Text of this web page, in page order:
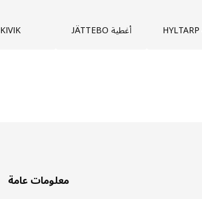
أغطية JÄTTEBO KIVIK
معلومات عامة